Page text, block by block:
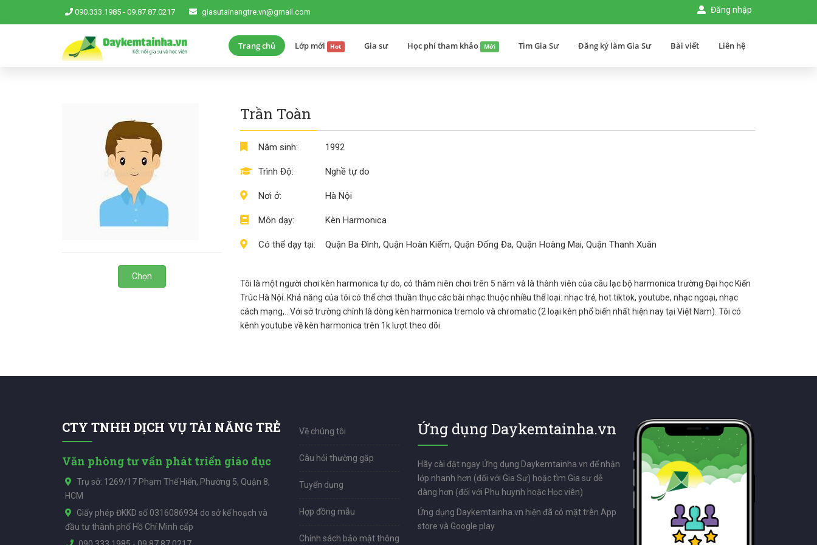
090.333.1985 - 09.87.87.0217 giasutainangtre.vn@gmail.com Đăng nhập
Trang chủ Lớp mới Hot Gia sư Học phí tham khảo Mới Tìm Gia Sư Đăng ký làm Gia Sư Bài viết Liên hệ
Chọn
Trần Toàn
Năm sinh:
Trình Độ:
Nơi ở:
Môn dạy:
Có thể dạy tại:
1992
Nghề tự do
Hà Nội
Kèn Harmonica
Quận Ba Đình, Quận Hoàn Kiếm, Quận Đống Đa, Quận Hoàng Mai, Quận Thanh Xuân
Tôi là một người chơi kèn harmonica tự do, có thâm niên chơi trên 5 năm và là thành viên của câu lạc bộ harmonica trường Đại học Kiến
Trúc Hà Nội. Khả năng của tôi có thể chơi thuần thục các bài nhạc thuộc nhiều thể loại: nhạc trẻ, hot tiktok, youtube, nhạc ngoại, nhạc
cách mạng,...Với sở trường chính là dòng kèn harmonica tremolo và chromatic (2 loại kèn phổ biến nhất hiện nay tại Việt Nam). Tôi có
kênh youtube về kèn harmonica trên 1k lượt theo dõi.
CTY TNHH DỊCH VỤ TÀI NĂNG TRẺ
Văn phòng tư vấn phát triển giáo dục
Trụ sở: 1269/17 Phạm Thế Hiển, Phường 5, Quận 8,
HCM
Giấy phép ĐKKD số 0316086934 do sở kế hoạch và
đầu tư thành phố Hồ Chí Minh cấp
Về chúng tôi
Câu hỏi thường gặp
Tuyển dụng
Hợp đồng mẫu
Chính sách bảo mật thông
Ứng dụng Daykemtainha.vn
Hãy cài đặt ngay Ứng dụng Daykemtainha.vn để nhận
lớp nhanh hơn (đối với Gia Sư) hoặc tìm Gia sư dễ
dàng hơn (đối với Phụ huynh hoặc Học viên)
Ứng dụng Daykemtainha.vn hiện đã có mặt trên App
store và Google play